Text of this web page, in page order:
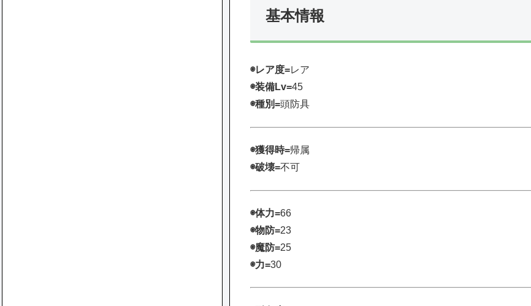
基本情報
◉レア度=レア
◉装備Lv=45
◉種別=頭防具
◉獲得時=帰属
◉破壊=不可
◉体力=66
◉物防=23
◉魔防=25
◉力=30